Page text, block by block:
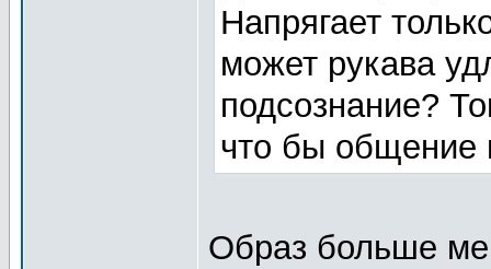
Напрягает
может рукава
подсознание?
что бы общение
Образ больше